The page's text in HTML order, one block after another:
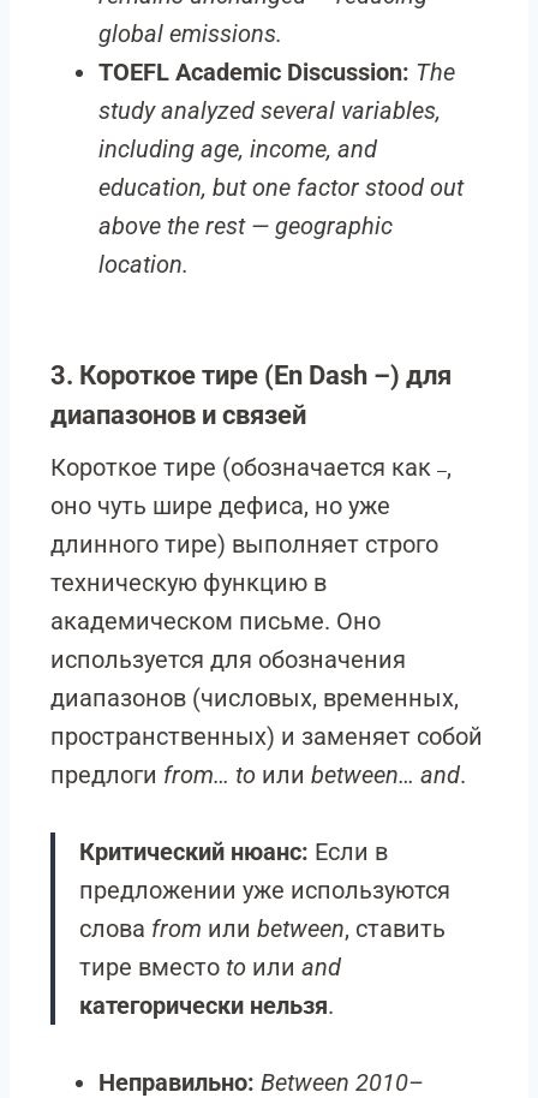
global emissions.
TOEFL Academic Discussion: The
study analyzed several variables,
including age, income, and
education, but one factor stood out
above the rest — geographic
location.
3. Короткое тире (En Dash –) для
диапазонов и связей
Короткое тире (обозначается как –,
оно чуть шире дефиса, но уже
длинного тире) выполняет строго
техническую функцию в
академическом письме. Оно
используется для обозначения
диапазонов (числовых, временных,
пространственных) и заменяет собой
предлоги from… to или between… and.
Критический нюанс: Если в
предложении уже используются
слова from или between, ставить
тире вместо to или and
категорически нельзя.
Неправильно: Between 2010–